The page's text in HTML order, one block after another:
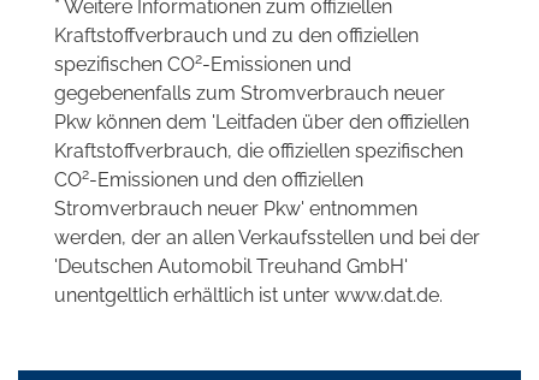
* Weitere Informationen zum offiziellen
Kraftstoffverbrauch und zu den offiziellen
spezifischen CO2-Emissionen und
gegebenenfalls zum Stromverbrauch neuer
Pkw können dem 'Leitfaden über den offiziellen
Kraftstoffverbrauch, die offiziellen spezifischen
CO2-Emissionen und den offiziellen
Stromverbrauch neuer Pkw' entnommen
werden, der an allen Verkaufsstellen und bei der
'Deutschen Automobil Treuhand GmbH'
unentgeltlich erhältlich ist unter www.dat.de.